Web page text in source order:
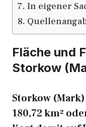
In eigener
Fläche und
Storkow
Storkow
180,72 km²